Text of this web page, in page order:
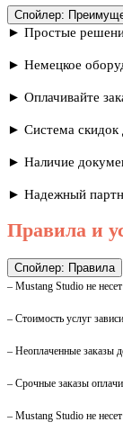
Спойлер:
► Простые
► Немецкое
► Оплачивайте
► Система скидок
► Наличие
► Надежный
Правила и
Спойлер: Правила
– Mustang Studio не
– Стоимость услуг
– Неоплаченные заказы
– Срочные заказы
– Mustang Studio не